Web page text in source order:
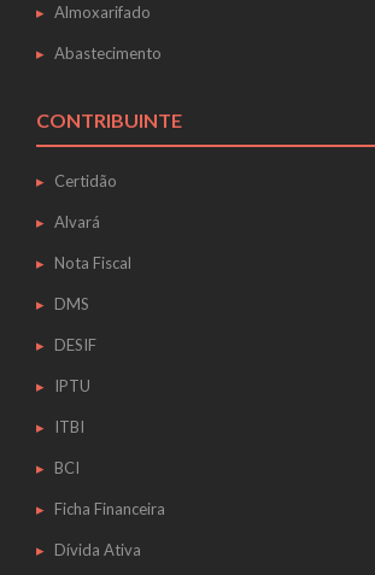
Almoxarifado
Abastecimento
CONTRIBUINTE
Certidão
Alvará
Nota Fiscal
DMS
DESIF
IPTU
ITBI
BCI
Ficha Financeira
Dívida Ativa